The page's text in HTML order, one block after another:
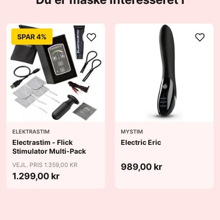
SPAR 4%
ELEKTRASTIM
Electrastim - Flick
Stimulator Multi-Pack
VEJL. PRIS 1.359,00 KR
1.299,00 kr
MYSTIM
Electric Eric
989,00 kr